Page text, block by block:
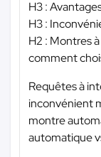
H3 :
H3 :
H2 : Montres
comment
Requêtes à
inconvénient
montre
automatique